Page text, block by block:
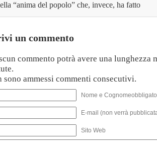
“anima del popolo” che, invece, ha fatto
un commento
commento potrà avere una lunghezza
sono ammessi commenti consecutivi.
Nome e
E-mail (non verrà
Sito Web